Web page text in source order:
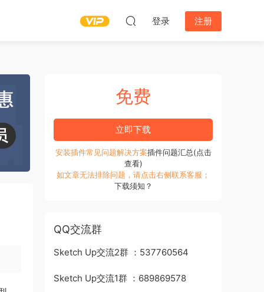
登录 注册
免费
立即下载
安装插件常见问题解决方案插件问题汇总(点击
查看)
如文章无法排除问题，请点击右侧联系客服；
下载须知？
QQ交流群
Sketch Up交流2群 ：537760564
Sketch Up交流1群 ：689869578